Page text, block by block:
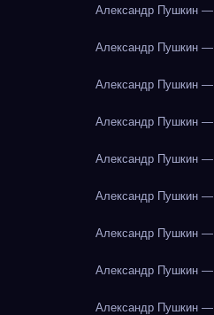
Александр Пушкин —
Александр Пушкин —
Александр Пушкин —
Александр Пушкин —
Александр Пушкин —
Александр Пушкин —
Александр Пушкин —
Александр Пушкин —
Александр Пушкин —